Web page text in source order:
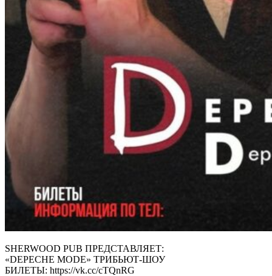
SHERWOOD PUB ПРЕДСТАВЛЯЕТ:
«DEPECHE MODE» ТРИБЬЮТ-ШОУ
БИЛЕТЫ: https://vk.cc/cTQnRG